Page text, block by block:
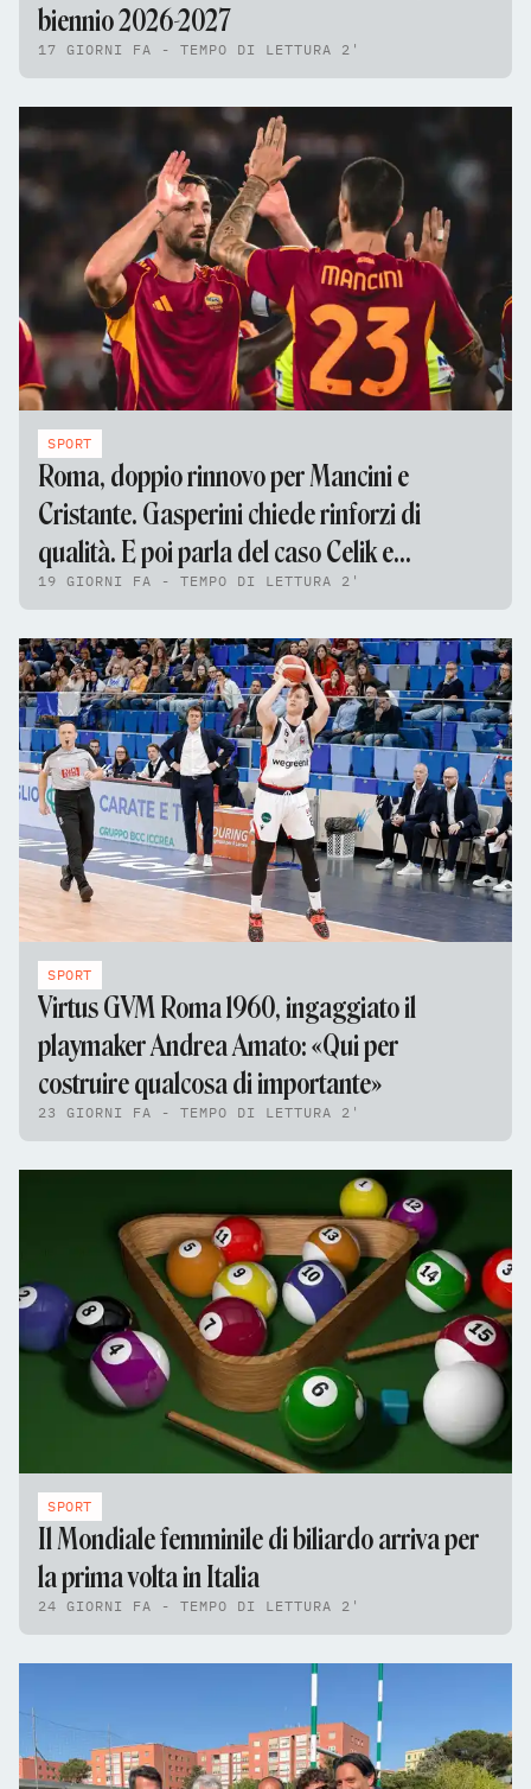
biennio 2026-2027
17 GIORNI FA - TEMPO DI LETTURA 2'
SPORT
Roma, doppio rinnovo per Mancini e
Cristante. Gasperini chiede rinforzi di
qualità. E poi parla del caso Celik e
Pellegrini
19 GIORNI FA - TEMPO DI LETTURA 2'
SPORT
Virtus GVM Roma 1960, ingaggiato il
playmaker Andrea Amato: «Qui per
costruire qualcosa di importante»
23 GIORNI FA - TEMPO DI LETTURA 2'
SPORT
Il Mondiale femminile di biliardo arriva per
la prima volta in Italia
24 GIORNI FA - TEMPO DI LETTURA 2'